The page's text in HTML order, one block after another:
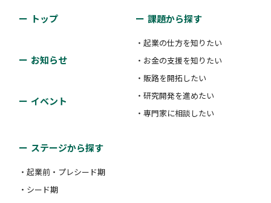
トップ
お知らせ
イベント
課題から探す
・起業の仕方を知りたい
・お金の支援を知りたい
・販路を開拓したい
・研究開発を進めたい
・専門家に相談したい
ステージから探す
・起業前・プレシード期
・シード期